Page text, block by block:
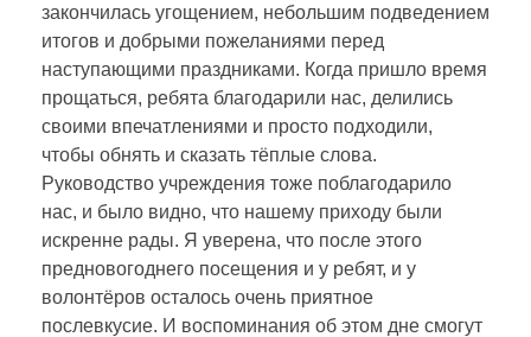
закончилась угощением, небольшим подведением
итогов и добрыми пожеланиями перед
наступающими праздниками. Когда пришло время
прощаться, ребята благодарили нас, делились
своими впечатлениями и просто подходили,
чтобы обнять и сказать тёплые слова.
Руководство учреждения тоже поблагодарило
нас, и было видно, что нашему приходу были
искренне рады. Я уверена, что после этого
предновогоднего посещения и у ребят, и у
волонтёров осталось очень приятное
послевкусие. И воспоминания об этом дне смогут